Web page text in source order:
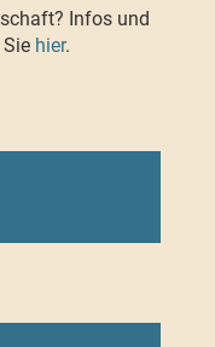
Infos und
hier.